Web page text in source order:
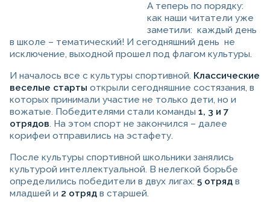
А теперь по порядку:
как наши читатели уже
заметили: каждый день
в школе – тематический! И сегодняшний день не
исключение, выходной прошел под флагом культуры.
И началось все с культуры спортивной. Классические
веселые старты открыли сегодняшние состязания, в
которых принимали участие не только дети, но и
вожатые. Победителями стали команды 1, 3 и 7
отрядов. На этом спорт не закончился – далее
корифеи отправились на эстафету.
После культуры спортивной школьники занялись
культурой интеллектуальной. В нелегкой борьбе
определились победители в двух лигах: 5 отряд в
младшей и 2 отряд в старшей.